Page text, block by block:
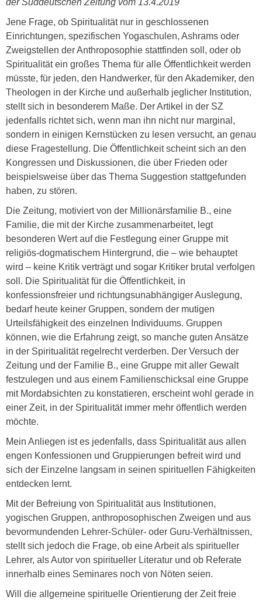
der Süddeutschen Zeitung vom 13.4.2019
Jene Frage, ob Spiritualität nur in geschlossenen
Einrichtungen, spezifischen Yogaschulen, Ashrams oder
Zweigstellen der Anthroposophie stattfinden soll, oder ob
Spiritualität ein großes Thema für alle Öffentlichkeit werden
müsste, für jeden, den Handwerker, für den Akademiker, den
Theologen in der Kirche und außerhalb jeglicher Institution,
stellt sich in besonderem Maße. Der Artikel in der SZ
jedenfalls richtet sich, wenn man ihn nicht nur marginal,
sondern in einigen Kernstücken zu lesen versucht, an genau
diese Fragestellung. Die Öffentlichkeit scheint sich an den
Kongressen und Diskussionen, die über Frieden oder
beispielsweise über das Thema Suggestion stattgefunden
haben, zu stören.
Die Zeitung, motiviert von der Millionärsfamilie B., eine
Familie, die mit der Kirche zusammenarbeitet, legt
besonderen Wert auf die Festlegung einer Gruppe mit
religiös-dogmatischem Hintergrund, die – wie behauptet
wird – keine Kritik verträgt und sogar Kritiker brutal verfolgen
soll. Die Spiritualität für die Öffentlichkeit, in
konfessionsfreier und richtungsunabhängiger Auslegung,
bedarf heute keiner Gruppen, sondern der mutigen
Urteilsfähigkeit des einzelnen Individuums. Gruppen
können, wie die Erfahrung zeigt, so manche guten Ansätze
in der Spiritualität regelrecht verderben. Der Versuch der
Zeitung und der Familie B., eine Gruppe mit aller Gewalt
festzulegen und aus einem Familienschicksal eine Gruppe
mit Mordabsichten zu konstatieren, erscheint wohl gerade in
einer Zeit, in der Spiritualität immer mehr öffentlich werden
möchte.
Mein Anliegen ist es jedenfalls, dass Spiritualität aus allen
engen Konfessionen und Gruppierungen befreit wird und
sich der Einzelne langsam in seinen spirituellen Fähigkeiten
entdecken lernt.
Mit der Befreiung von Spiritualität aus Institutionen,
yogischen Gruppen, anthroposophischen Zweigen und aus
bevormundenden Lehrer-Schüler- oder Guru-Verhältnissen,
stellt sich jedoch die Frage, ob eine Arbeit als spiritueller
Lehrer, als Autor von spiritueller Literatur und ob Referate
innerhalb eines Seminares noch von Nöten seien.
Will die allgemeine spirituelle Orientierung der Zeit freie